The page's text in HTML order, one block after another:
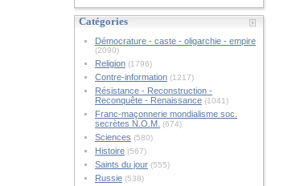
Catégories
Démocrature - caste - oligarchie - empire
(2090)
Religion(1796)
Contre-information(1217)
Résistance - Reconstruction -
Reconquête - Renaissance(1041)
Franc-maçonnerie mondialisme soc.
secrètes N.O.M. (674)
Sciences (580)
Histoire(567)
Saints du jour(555)
Russie(538)